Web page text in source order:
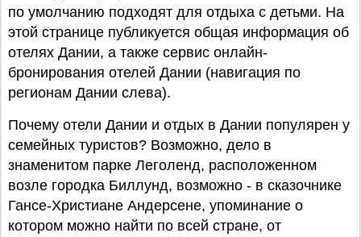
по умолчанию подходят для отдыха с детьми. На
этой странице публикуется общая информация об
отелях Дании, а также сервис онлайн-
бронирования отелей Дании (навигация по
регионам Дании слева).
Почему отели Дании и отдых в Дании популярен у
семейных туристов? Возможно, дело в
знаменитом парке Леголенд, расположенном
возле городка Биллунд, возможно - в сказочнике
Гансе-Христиане Андерсене, упоминание о
котором можно найти по всей стране, от